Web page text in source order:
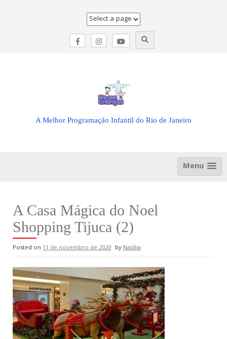
A Melhor Programação Infantil do Rio de Janeiro
Menu
A Casa Mágica do Noel
Shopping Tijuca (2)
Posted on 11 de novembro de 2020 byNatália